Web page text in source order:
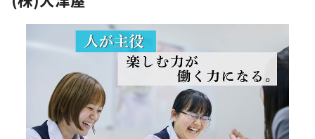
優良企業サイト
商品・サービス